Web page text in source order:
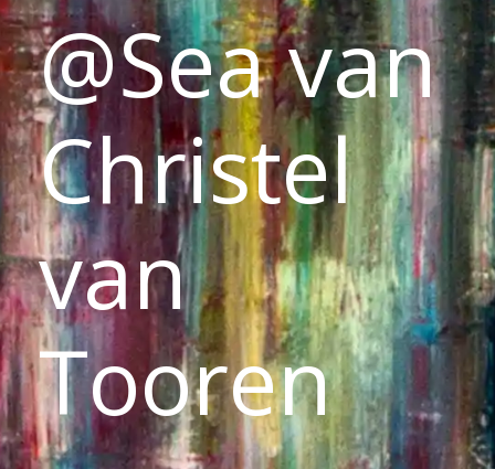
@Sea van
Christel
van
Tooren